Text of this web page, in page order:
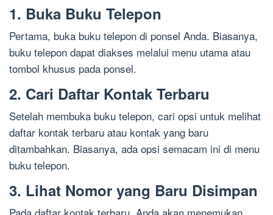
1. Buka Buku Telepon
Pertama, buka buku telepon di ponsel Anda. Biasanya,
buku telepon dapat diakses melalui menu utama atau
tombol khusus pada ponsel.
2. Cari Daftar Kontak Terbaru
Setelah membuka buku telepon, cari opsi untuk melihat
daftar kontak terbaru atau kontak yang baru
ditambahkan. Biasanya, ada opsi semacam ini di menu
buku telepon.
3. Lihat Nomor yang Baru Disimpan